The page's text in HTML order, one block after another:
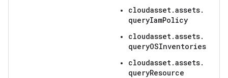
cloudasset.assets.
queryIamPolicy
cloudasset.assets.
queryOSInventories
cloudasset.assets.
queryResource